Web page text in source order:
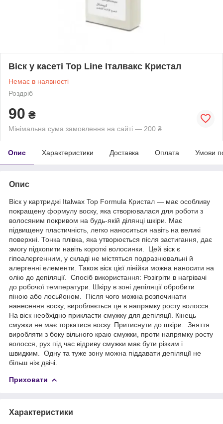
Віск у касеті Top Line Італвакс Кристал
Немає в наявності
Роздріб
90 ₴
Мінімальна сума замовлення на сайті — 200 ₴
Опис Характеристики Доставка Оплата Умови
Опис
Віск у картриджі Italwax Top Formula Кристал — має особливу
покращену формулу воску, яка створювалася для роботи з
волосяним покривом на будь-якій ділянці шкіри. Має
підвищену пластичність, легко наноситься навіть на великі
поверхні. Тонка плівка, яка утворюється після застигання, дає
змогу підхопити навіть короткі волосинки. Цей віск є
гіпоалергенним, у складі не містяться подразнювальні й
алергенні елементи. Також віск цієї лінійки можна наносити на
олію до депіляції. Спосіб використання: Розігріти в нагрівачі
до робочої температури. Шкіру в зоні депіляції обробити
піною або лосьйоном. Після чого можна розпочинати
нанесення воску, виробляється це в напрямку росту волосся.
На віск необхідно прикласти смужку для депіляції. Кінець
смужки не має торкатися воску. Притиснути до шкіри. Зняття
виробляти з боку вільного краю смужки, проти напрямку росту
волосся, рух під час відриву смужки має бути різким і
швидким. Одну та туже зону можна піддавати депіляції не
більш ніж двічі.
Приховати
Характеристики